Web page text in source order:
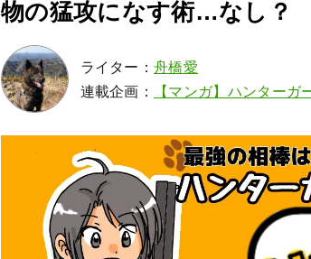
物の猛攻になす術…なし？
ライター：舟橋愛
連載企画：
【マンガ】ハンターガ